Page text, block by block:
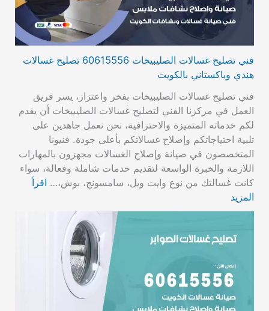
فني تصليح غسالات الصليبيخات 60615556 تصليح غسالات
هندي وباكستاني بالكويت
فني تصليح غسالات الصليبيخات بفخر واعتزاز، يسر فريق
العمل في مركزنا الفني لتصليح غسالات الصليبيخات أن يقدم
لكم خدماته المتميزة والاحترافية، نحن نعمل جاهدين على
تلبية احتياجاتكم وإصلاح غسالاتكم بأعلى جودة. فنيونا
المتخصصون في صيانة وإصلاح الغسالات مجهزون بالمهارات
اللازمة والخبرة الواسعة لتقديم خدمات شاملة وفعالة، سواء
كانت غسالتك من نوع وايت ويل، سامسونج، بوش،… اقرأ
المزيد